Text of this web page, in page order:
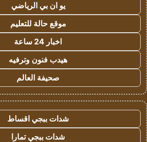
يو ان بي الرياضي
موقع حالة للتعليم
اخبار 24 ساعة
هيدب فنون وترفيه
صحيفة العالم
شدات ببجي اقساط
شدات ببجي تمارا